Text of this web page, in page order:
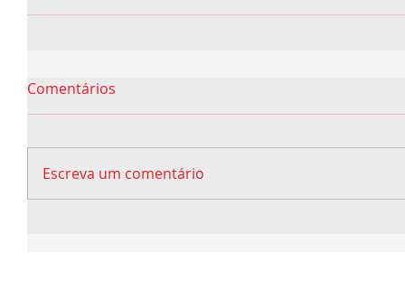
Comentários
Escreva um comentário